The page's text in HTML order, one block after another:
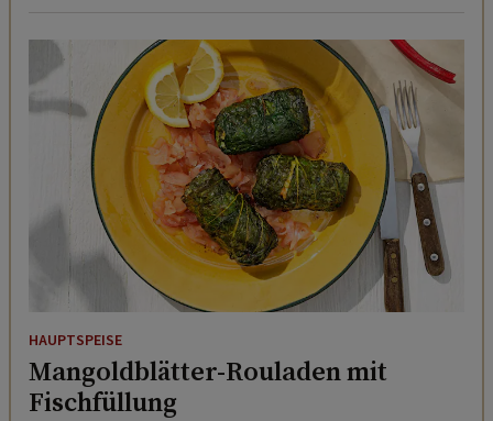
HAUPTSPEISE
Mangoldblätter-Rouladen mit
Fischfüllung